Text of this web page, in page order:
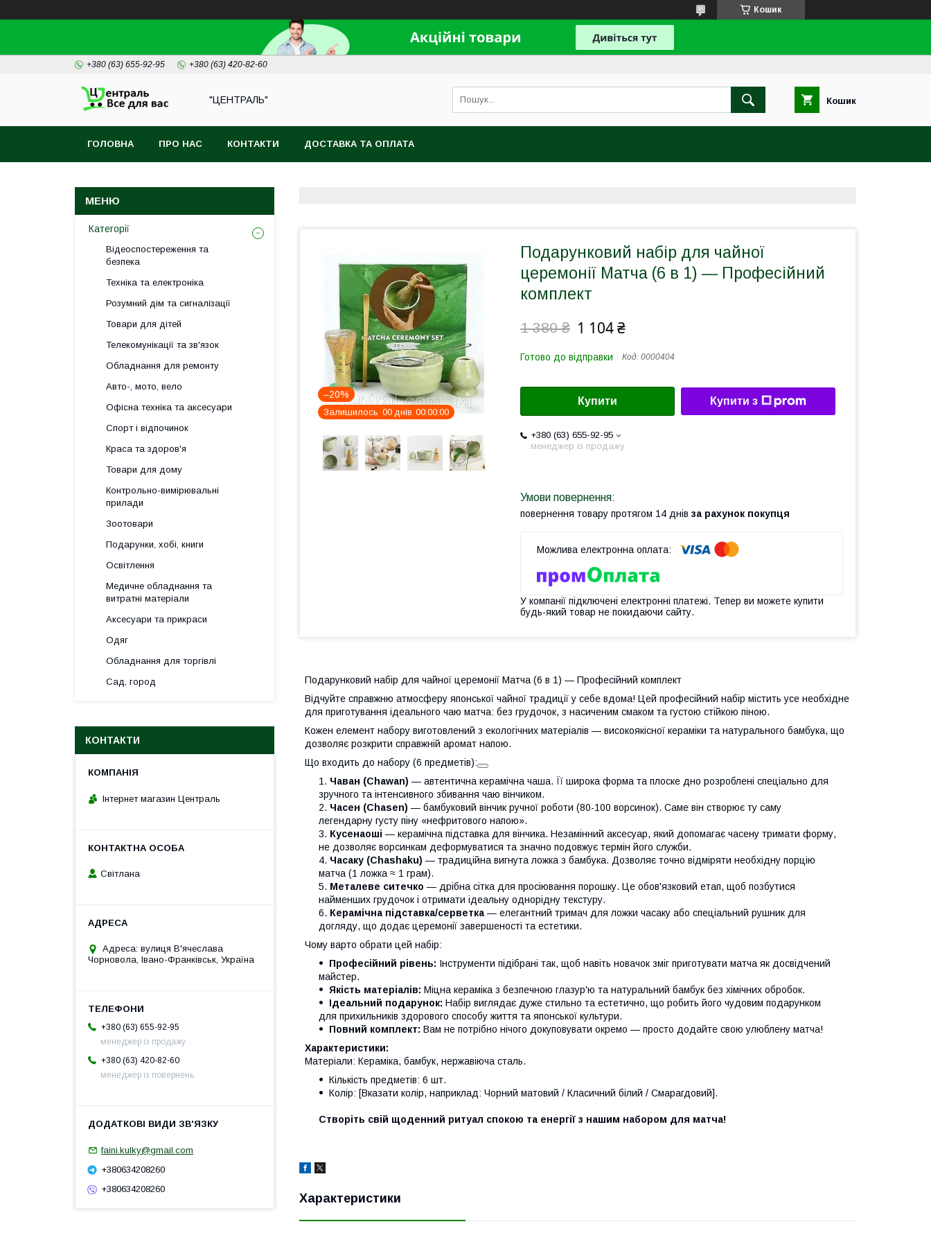
Кошик
+380 (63) 655-92-95 +380 (63) 420-82-60
"ЦЕНТРАЛЬ" Кошик
ГОЛОВНА ПРО НАС КОНТАКТИ ДОСТАВКА ТА ОПЛАТА
–20%
Залишилось 00 днів 00 00 00
Подарунковий набір для чайної
церемонії Матча (6 в 1) — Професійний
комплект
1 380 ₴ 1 104 ₴
Готово до відправки Код: 0000404
Купити Купити з
+380 (63) 655-92-95
менеджер із продажу
повернення товару протягом 14 днів за рахунок покупця
У компанії підключені електронні платежі. Тепер ви можете купити
будь-який товар не покидаючи сайту.
Подарунковий набір для чайної церемонії Матча (6 в 1) — Професійний комплект
Відчуйте справжню атмосферу японської чайної традиції у себе вдома! Цей професійний набір містить усе необхідне
для приготування ідеального чаю матча: без грудочок, з насиченим смаком та густою стійкою піною.
Кожен елемент набору виготовлений з екологічних матеріалів — високоякісної кераміки та натурального бамбука, що
дозволяє розкрити справжній аромат напою.
Що входить до набору (6 предметів):
Чаван (Chawan) — автентична керамічна чаша. Її широка форма та плоске дно розроблені спеціально для
зручного та інтенсивного збивання чаю вінчиком.
Часен (Chasen) — бамбуковий вінчик ручної роботи (80-100 ворсинок). Саме він створює ту саму
легендарну густу піну «нефритового напою».
Кусенаоші — керамічна підставка для вінчика. Незамінний аксесуар, який допомагає часену тримати форму,
не дозволяє ворсинкам деформуватися та значно подовжує термін його служби.
Часаку (Chashaku) — традиційна вигнута ложка з бамбука. Дозволяє точно відміряти необхідну порцію
матча (1 ложка ≈ 1 грам).
Металеве ситечко — дрібна сітка для просіювання порошку. Це обов'язковий етап, щоб позбутися
найменших грудочок і отримати ідеальну однорідну текстуру.
Керамічна підставка/серветка — елегантний тримач для ложки часаку або спеціальний рушник для
догляду, що додає церемонії завершеності та естетики.
Чому варто обрати цей набір:
Професійний рівень: Інструменти підібрані так, щоб навіть новачок зміг приготувати матча як досвідчений
майстер.
Якість матеріалів: Міцна кераміка з безпечною глазур'ю та натуральний бамбук без хімічних обробок.
Ідеальний подарунок: Набір виглядає дуже стильно та естетично, що робить його чудовим подарунком
для прихильників здорового способу життя та японської культури.
Повний комплект: Вам не потрібно нічого докуповувати окремо — просто додайте свою улюблену матча!
Характеристики:
Матеріали: Кераміка, бамбук, нержавіюча сталь.
Кількість предметів: 6 шт.
Колір: [Вказати колір, наприклад: Чорний матовий / Класичний білий / Смарагдовий].
Створіть свій щоденний ритуал спокою та енергії з нашим набором для матча!
Характеристики
Категорії
Відеоспостереження та
безпека
Техніка та електроніка
Розумний дім та сигналізації
Товари для дітей
Телекомунікації та зв'язок
Обладнання для ремонту
Авто-, мото, вело
Офісна техніка та аксесуари
Спорт і відпочинок
Краса та здоров'я
Товари для дому
Контрольно-вимірювальні
прилади
Зоотовари
Подарунки, хобі, книги
Освітлення
Медичне обладнання та
витратні матеріали
Аксесуари та прикраси
Одяг
Обладнання для торгівлі
Сад, город
КОНТАКТИ
Інтернет магазин Централь
Світлана
Адреса: вулиця В'ячеслава
Чорновола, Івано-Франківськ, Україна
+380 (63) 655-92-95
менеджер із продажу
+380 (63) 420-82-60
менеджер із повернень
faini.kulky@gmail.com
+380634208260
+380634208260